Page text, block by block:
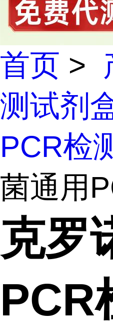
首页 >
测试剂
PCR检
菌通用
克罗
PCR